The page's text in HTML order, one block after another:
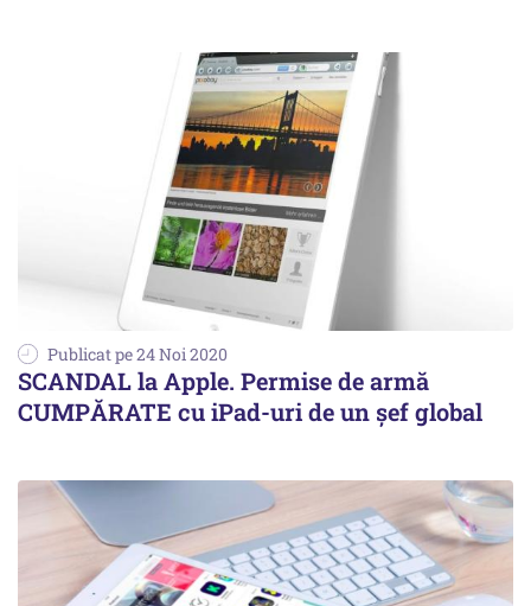
Publicat pe 24 Noi 2020
SCANDAL la Apple. Permise de armă
CUMPĂRATE cu iPad-uri de un șef global